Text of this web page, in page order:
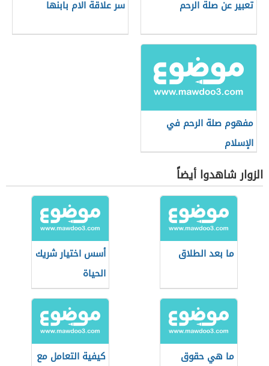
تعبير عن صلة الرحم سر علاقة الام بابنها
مفهوم صلة الرحم في
الإسلام
الزوار شاهدوا أيضاً
ما بعد الطلاق
أسس اختيار شريك
الحياة
ما هي حقوق
كيفية التعامل مع